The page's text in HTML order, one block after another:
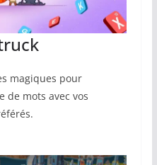
magiques pour
de mots avec vos